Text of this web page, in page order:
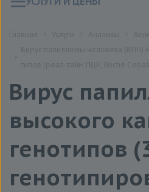
Вирус
высокого
генотипов